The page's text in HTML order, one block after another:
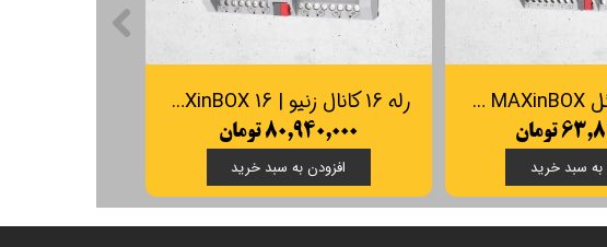
رله 16 کانال زنیو | Zennio Multifunction actuator MAXinBOX 16
۸۰,۹۴۰,۰۰۰ تومان
افزودن به سبد خرید
ماژول فن کوئل MAXinBOX زنیو | Zennio MAXinBOX FANCOIL 4CH2P
تومان
به سبد خرید